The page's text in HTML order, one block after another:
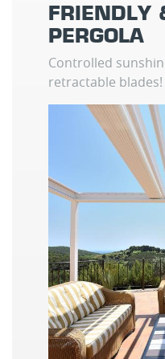
FRIENDLY
PERGOLA
Controlled
retractable blades!